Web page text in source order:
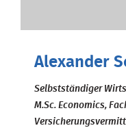
Alexander
Selbstständiger
M.Sc. Economics,